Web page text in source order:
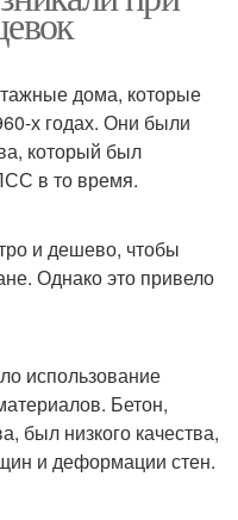
дома, которые
х годах. Они были
который был
в то время.
и дешево, чтобы
Однако это привело
использование
Бетон,
был низкого качества,
и деформации стен.